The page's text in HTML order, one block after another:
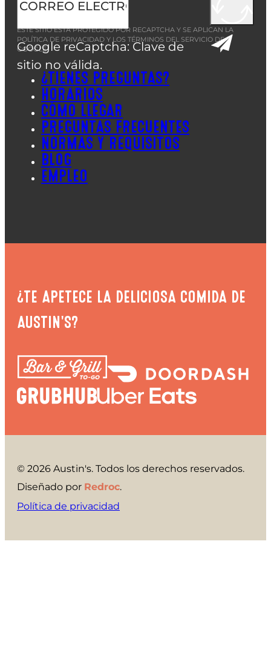
Google reCaptcha: Clave de
sitio no válida.
ESTE SITIO ESTÁ PROTEGIDO POR RECAPTCHA Y SE APLICAN LA
POLÍTICA DE PRIVACIDAD Y LOS TÉRMINOS DEL SERVICIO DE
GOOGLE.
¿TIENES PREGUNTAS?
HORARIOS
CÓMO LLEGAR
PREGUNTAS FRECUENTES
NORMAS Y REQUISITOS
BLOG
EMPLEO
¿TE APETECE LA DELICIOSA COMIDA DE
AUSTIN'S?
© 2026 Austin's. Todos los derechos reservados.
Diseñado por Redroc.
Política de privacidad